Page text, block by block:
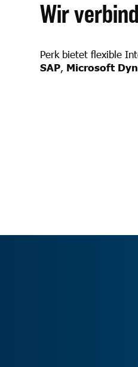
Wir
Perk bietet flexible
SAP, Microsoft